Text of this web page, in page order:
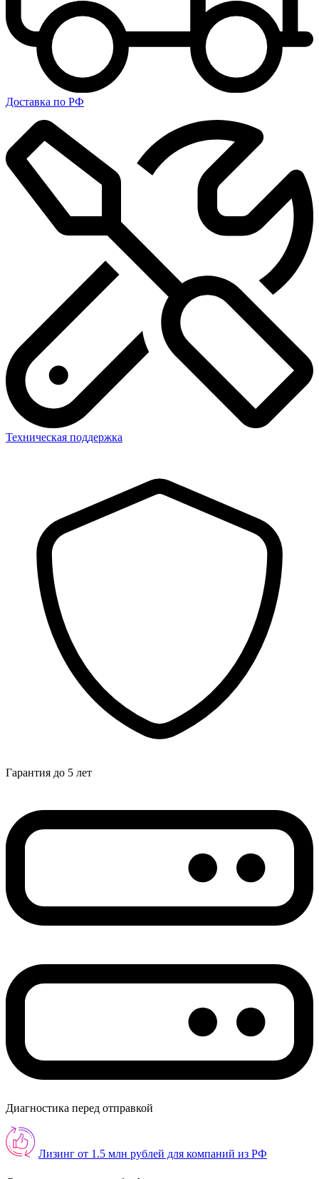
Доставка по РФ
Техническая поддержка
Гарантия до 5 лет
Диагностика перед отправкой
Лизинг от 1.5 млн рублей для компаний из РФ